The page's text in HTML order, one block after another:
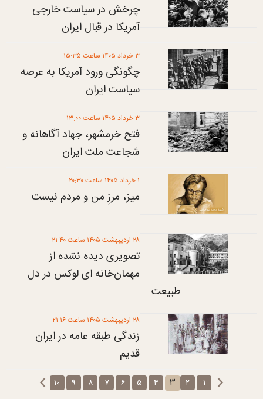
چرخش در سیاست خارجی
آمریکا در قبال ایران
۳ خرداد ۱۴۰۵ ساعت ۱۵:۳۵
چگونگی ورود آمریکا به عرصه
سیاست ایران
۳ خرداد ۱۴۰۵ ساعت ۱۳:۰۰
فتح خرمشهر، جهاد آگاهانه و
شجاعت ملت ایران
۱ خرداد ۱۴۰۵ ساعت ۲۰:۳۰
میز، مرزِ من و مردم نیست
۲۸ ارديبهشت ۱۴۰۵ ساعت ۲۱:۴۰
تصویری دیده نشده از
مهمان‌خانه‌ ای لوکس در دل
طبیعت
۲۸ ارديبهشت ۱۴۰۵ ساعت ۲۱:۱۶
زندگی طبقه عامه در ایران
قدیم
۱ ۲ ۳ ۴ ۵ ۶ ۷ ۸ ۹ ۱۰